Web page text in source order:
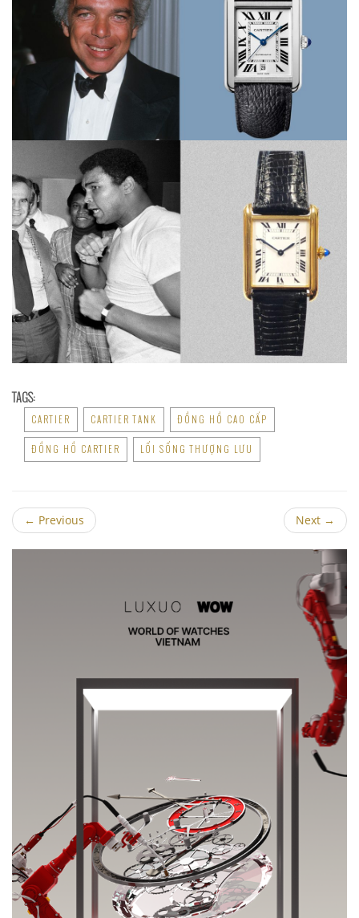
TAGS:
CARTIER CARTIER TANK ĐỒNG HỒ CAO CẤP
ĐỒNG HỒ CARTIER LỐI SỐNG THƯỢNG LƯU
← Previous Next →